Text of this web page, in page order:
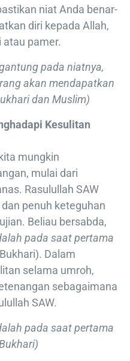
niat Anda benar-
diri kepada Allah,
pamer.
pada niatnya,
akan mendapatkan
dan Muslim)
Kesulitan
mungkin
mulai dari
Rasulullah SAW
penuh keteguhan
Beliau bersabda,
pada saat pertama
Dalam
selama umroh,
sebagaimana
SAW.
pada saat pertama